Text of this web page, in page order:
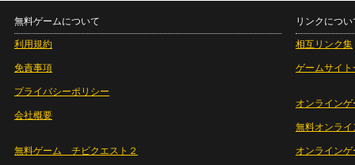
無料ゲームについて
利用規約
免責事項
プライバシーポリシー
会社概要
無料ゲーム チビクエスト２
リンクについ
相互リンク集
ゲームサイト
オンラインゲ
無料オンライ
オンライン